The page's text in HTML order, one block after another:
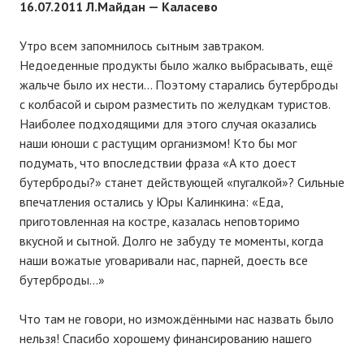
16.07.2011 Л.Майдан — Каласево
Утро всем запомнилось сытным завтраком.
Недоеденные продукты было жалко выбрасывать, ещё
жальче было их нести… Поэтому старались бутерброды
с колбасой и сыром разместить по желудкам туристов.
Наиболее подходящими для этого случая оказались
наши юноши с растущим организмом! Кто бы мог
подумать, что впоследствии фраза «А кто доест
бутерброды?» станет действующей «пугалкой»? Сильные
впечатления остались у Юры Калинкина: «Еда,
приготовленная на костре, казалась неповторимо
вкусной и сытной. Долго не забуду те моменты, когда
наши вожатые уговаривали нас, парней, доесть все
бутерброды...»
Что там не говори, но измождёнными нас назвать было
нельзя! Спасибо хорошему финансированию нашего